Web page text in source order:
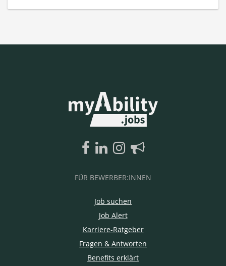
FÜR BEWERBER:INNEN
Job suchen
Job Alert
Karriere-Ratgeber
Fragen & Antworten
Benefits erklärt